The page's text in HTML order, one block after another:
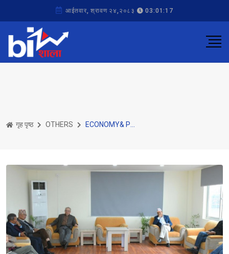
आईतवार, श्रावण २४,२०८३ 03:01:17
गृह पृष्ठ OTHERS